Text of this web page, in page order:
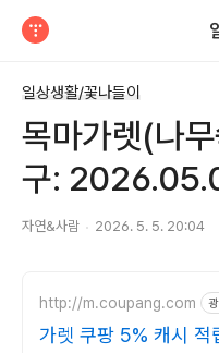
일상생활/꽃나들이
목마가렛(나
구:
자연&사람 2026. 5. 5. 20:04
http://m.coupang.com
가렛 쿠팡 5% 캐시 적